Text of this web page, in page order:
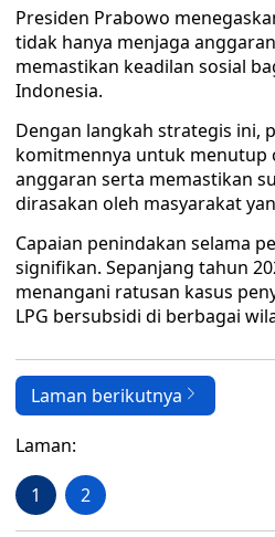
Presiden Prabowo
tidak hanya menjaga
memastikan keadilan sosial
Indonesia.
Dengan langkah strategis ini,
komitmennya untuk menutup
anggaran serta memastikan
dirasakan oleh masyarakat
Capaian penindakan selama
signifikan. Sepanjang tahun
menangani ratusan kasus
LPG bersubsidi di berbagai
Laman berikutnya
Laman:
1 2